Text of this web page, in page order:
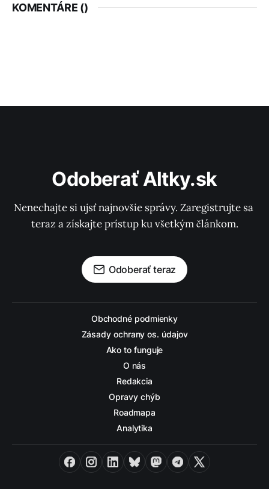
KOMENTÁRE ()
Odoberať Altky.sk
Nenechajte si ujsť najnovšie správy. Zaregistrujte sa
teraz a získajte prístup ku všetkým článkom.
Odoberať teraz
Obchodné podmienky
Zásady ochrany os. údajov
Ako to funguje
O nás
Redakcia
Opravy chýb
Roadmapa
Analytika
FacebookInstagramLinkedInBlueskyMastodon
Telegram
X